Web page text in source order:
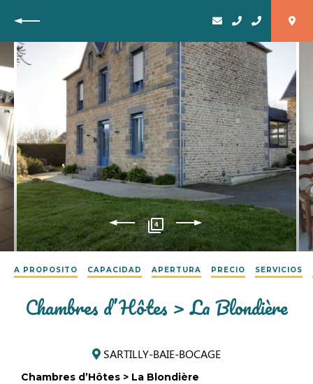
Vuelta
4
A PROPOSITO CAPACIDAD APERTURA PRECIO SERVICIOS
Chambres d’Hôtes > La Blondière
SARTILLY-BAIE-BOCAGE
Chambres d’Hôtes > La Blondière